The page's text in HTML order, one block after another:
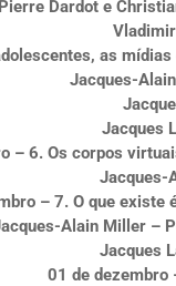
Dardot e
as
Jacques-
Jacques
– 6. Os corpos
Jacques-
– 7. O que existe
Alain Miller –
Jacques
01 de dezembro